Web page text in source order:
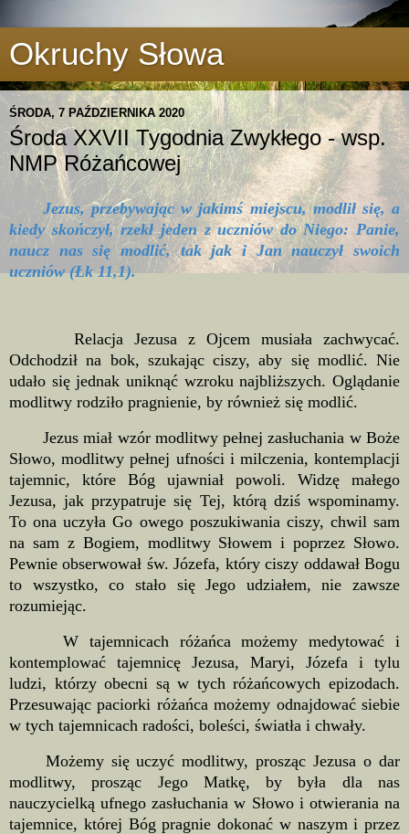
Okruchy Słowa
ŚRODA, 7 PAŹDZIERNIKA 2020
Środa XXVII Tygodnia Zwykłego - wsp.
NMP Różańcowej
Jezus, przebywając w jakimś miejscu, modlił się, a
kiedy skończył, rzekł jeden z uczniów do Niego: Panie,
naucz nas się modlić, tak jak i Jan nauczył swoich
uczniów (Łk 11,1).
Relacja Jezusa z Ojcem musiała zachwycać.
Odchodził na bok, szukając ciszy, aby się modlić. Nie
udało się jednak uniknąć wzroku najbliższych. Oglądanie
modlitwy rodziło pragnienie, by również się modlić.
Jezus miał wzór modlitwy pełnej zasłuchania w Boże
Słowo, modlitwy pełnej ufności i milczenia, kontemplacji
tajemnic, które Bóg ujawniał powoli. Widzę małego
Jezusa, jak przypatruje się Tej, którą dziś wspominamy.
To ona uczyła Go owego poszukiwania ciszy, chwil sam
na sam z Bogiem, modlitwy Słowem i poprzez Słowo.
Pewnie obserwował św. Józefa, który ciszy oddawał Bogu
to wszystko, co stało się Jego udziałem, nie zawsze
rozumiejąc.
W tajemnicach różańca możemy medytować i
kontemplować tajemnicę Jezusa, Maryi, Józefa i tylu
ludzi, którzy obecni są w tych różańcowych epizodach.
Przesuwając paciorki różańca możemy odnajdować siebie
w tych tajemnicach radości, boleści, światła i chwały.
Możemy się uczyć modlitwy, prosząc Jezusa o dar
modlitwy, prosząc Jego Matkę, by była dla nas
nauczycielką ufnego zasłuchania w Słowo i otwierania na
tajemnice, której Bóg pragnie dokonać w naszym i przez